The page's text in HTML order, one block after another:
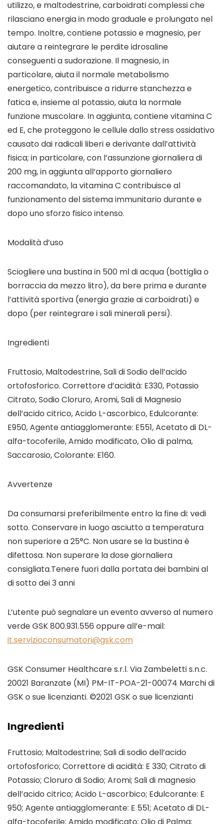
utilizzo, e maltodestrine, carboidrati complessi che
rilasciano energia in modo graduale e prolungato nel
tempo. Inoltre, contiene potassio e magnesio, per
aiutare a reintegrare le perdite idrosaline
conseguenti a sudorazione. Il magnesio, in
particolare, aiuta il normale metabolismo
energetico, contribuisce a ridurre stanchezza e
fatica e, insieme al potassio, aiuta la normale
funzione muscolare. In aggiunta, contiene vitamina C
ed E, che proteggono le cellule dallo stress ossidativo
causato dai radicali liberi e derivante dall’attività
fisica; in particolare, con l’assunzione giornaliera di
200 mg, in aggiunta all’apporto giornaliero
raccomandato, la vitamina C contribuisce al
funzionamento del sistema immunitario durante e
dopo uno sforzo fisico intenso.
Modalità d’uso
Sciogliere una bustina in 500 ml di acqua (bottiglia o
borraccia da mezzo litro), da bere prima e durante
l’attività sportiva (energia grazie ai carboidrati) e
dopo (per reintegrare i sali minerali persi).
Ingredienti
Fruttosio, Maltodestrine, Sali di Sodio dell’acido
ortofosforico. Correttore d’acidità: E330, Potassio
Citrato, Sodio Cloruro, Aromi, Sali di Magnesio
dell’acido citrico, Acido L-ascorbico, Edulcorante:
E950, Agente antiagglomerante: E551, Acetato di DL-
alfa-tocoferile, Amido modificato, Olio di palma,
Saccarosio, Colorante: E160.
Avvertenze
Da consumarsi preferibilmente entro la fine di: vedi
sotto. Conservare in luogo asciutto a temperatura
non superiore a 25°C. Non usare se la bustina è
difettosa. Non superare la dose giornaliera
consigliata.Tenere fuori dalla portata dei bambini al
di sotto dei 3 anni
L’utente può segnalare un evento avverso al numero
verde GSK 800.931.556 oppure all’e-mail:
it.servizioconsumatori@gsk.com
GSK Consumer Healthcare s.r.l. Via Zambeletti s.n.c.
20021 Baranzate (MI) PM-IT-POA-21-00074 Marchi di
GSK o sue licenzianti. ©2021 GSK o sue licenzianti
Ingredienti
Fruttosio; Maltodestrine; Sali di sodio dell’acido
ortofosforico; Correttore di acidità: E 330; Citrato di
Potassio; Cloruro di Sodio; Aromi; Sali di magnesio
dell’acido citrico; Acido L-ascorbico; Edulcorante: E
950; Agente antiagglomerante: E 551; Acetato di DL-